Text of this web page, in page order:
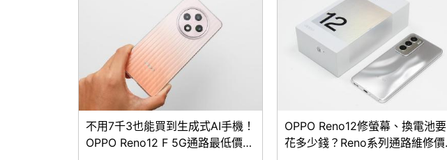
不用7千3也能買到生成式AI手機！
OPPO Reno12 F 5G通路最低價格
OPPO Reno12修螢幕、換電池要
花多少錢？Reno系列通路維修價